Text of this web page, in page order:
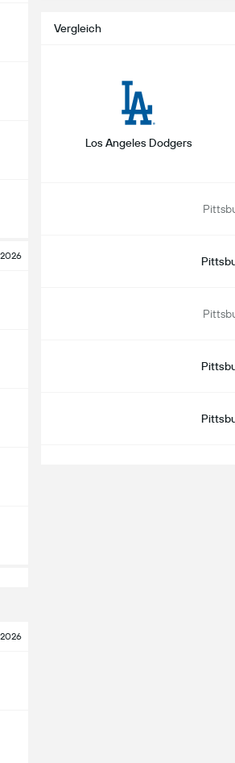
Vergleich
Los Angeles Dodgers